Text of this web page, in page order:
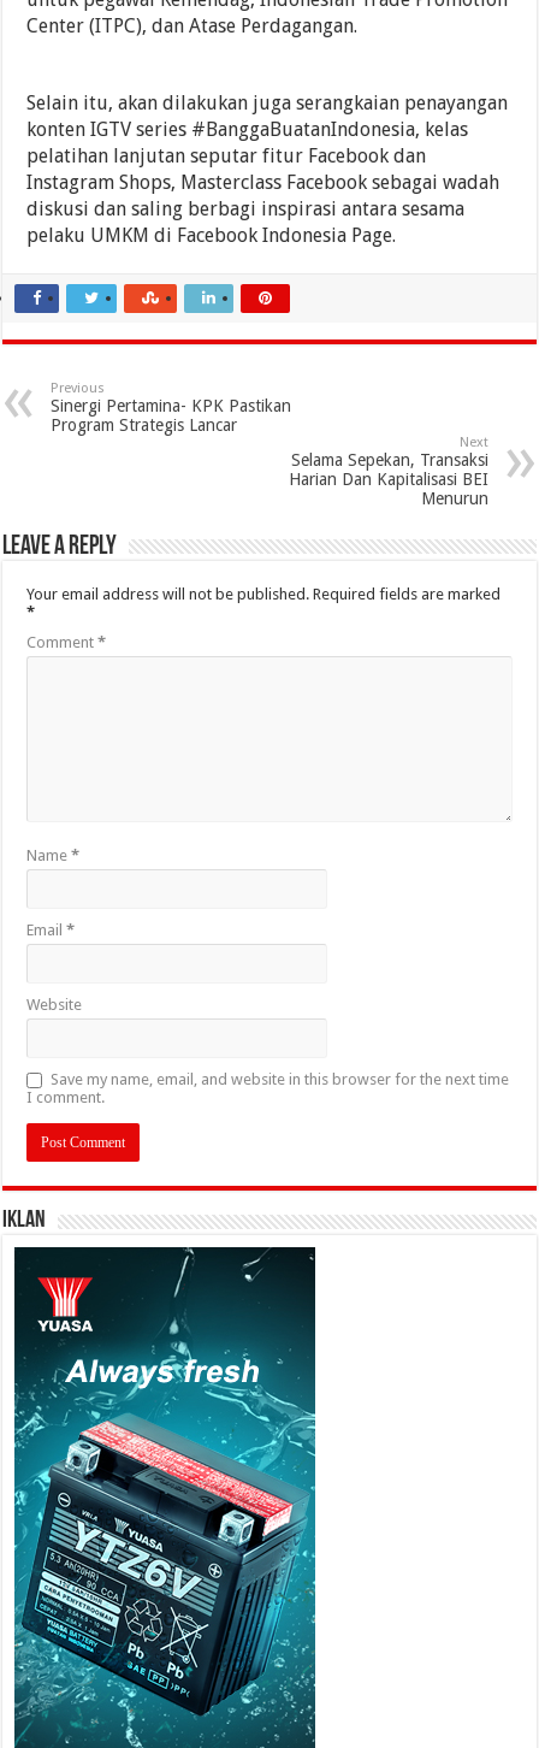
Center (ITPC), dan Atase Perdagangan.
Selain itu, akan dilakukan juga serangkaian penayangan
konten IGTV series #BanggaBuatanIndonesia, kelas
pelatihan lanjutan seputar fitur Facebook dan
Instagram Shops, Masterclass Facebook sebagai wadah
diskusi dan saling berbagi inspirasi antara sesama
pelaku UMKM di Facebook Indonesia Page.
Previous
Sinergi Pertamina- KPK Pastikan
Program Strategis Lancar
Next
Selama Sepekan, Transaksi
Harian Dan Kapitalisasi BEI
Menurun
Leave a Reply
Your email address will not be published. Required fields are marked
*
Comment*
Name*
Email*
Website
Save my name, email, and website in this browser for the next time
I comment.
IKLAN